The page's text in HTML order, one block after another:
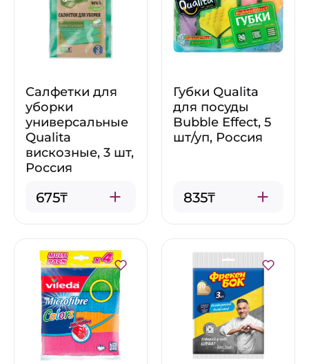
Салфетки для
уборки
универсальные
Qualita
вискозные, 3 шт,
Россия
675₸
Губки Qualita
для посуды
Bubble Effect, 5
шт/уп, Россия
835₸